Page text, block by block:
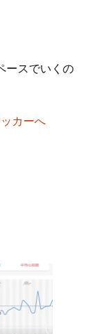
スでいくの